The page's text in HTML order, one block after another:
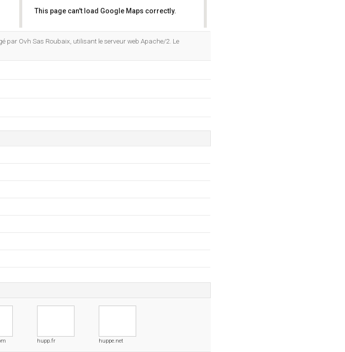
This page can't load Google Maps correctly.
par Ovh Sas Roubaix, utilisant le serveur web Apache/2. Le
hupp.fr huppe.net